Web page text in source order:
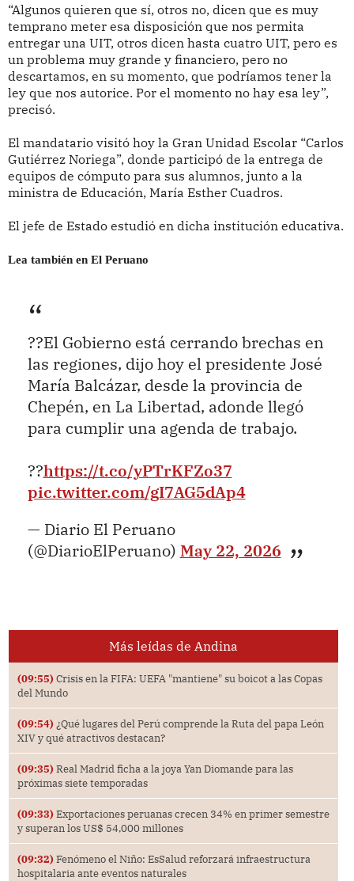
“Algunos quieren que sí, otros no, dicen que es muy
temprano meter esa disposición que nos permita
entregar una UIT, otros dicen hasta cuatro UIT, pero es
un problema muy grande y financiero, pero no
descartamos, en su momento, que podríamos tener la
ley que nos autorice. Por el momento no hay esa ley”,
precisó.
El mandatario visitó hoy la Gran Unidad Escolar “Carlos
Gutiérrez Noriega”, donde participó de la entrega de
equipos de cómputo para sus alumnos, junto a la
ministra de Educación, María Esther Cuadros.
El jefe de Estado estudió en dicha institución educativa.
Lea también en El Peruano
??El Gobierno está cerrando brechas en
las regiones, dijo hoy el presidente José
María Balcázar, desde la provincia de
Chepén, en La Libertad, adonde llegó
para cumplir una agenda de trabajo.
??https://t.co/yPTrKFZo37
pic.twitter.com/gI7AG5dAp4
— Diario El Peruano
(@DiarioElPeruano) May 22, 2026
Más leídas de Andina
(09:55) Crisis en la FIFA: UEFA "mantiene" su boicot a las Copas
del Mundo
(09:54) ¿Qué lugares del Perú comprende la Ruta del papa León
XIV y qué atractivos destacan?
(09:35) Real Madrid ficha a la joya Yan Diomande para las
próximas siete temporadas
(09:33) Exportaciones peruanas crecen 34% en primer semestre
y superan los US$ 54,000 millones
(09:32) Fenómeno el Niño: EsSalud reforzará infraestructura
hospitalaria ante eventos naturales